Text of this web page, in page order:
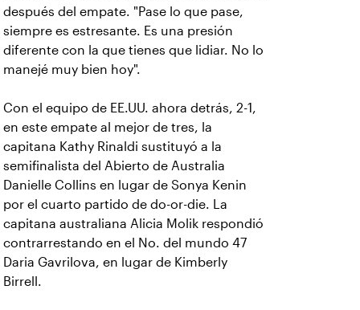
después del empate. "Pase lo que pase,
siempre es estresante. Es una presión
diferente con la que tienes que lidiar. No lo
manejé muy bien hoy".
Con el equipo de EE.UU. ahora detrás, 2-1,
en este empate al mejor de tres, la
capitana Kathy Rinaldi sustituyó a la
semifinalista del Abierto de Australia
Danielle Collins en lugar de Sonya Kenin
por el cuarto partido de do-or-die. La
capitana australiana Alicia Molik respondió
contrarrestando en el No. del mundo 47
Daria Gavrilova, en lugar de Kimberly
Birrell.